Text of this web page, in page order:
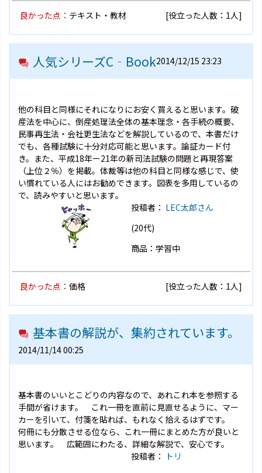
良かった点： テキスト・教材 [役立った人数：1人]
人気シリーズC‐Book2014/12/15 23:23
他の科目と同様にそれになりにお安く買えると思います。破
産法を中心に、倒産処理法全体の基本理念・各手続の概要、
民事再生法・会社更生法などを解説しているので、本書だけ
でも、各種試験に十分対応可能と思います。論証カード付
き。また、平成18年ー21年の新司法試験の問題と再現答案
（上位２％）を掲載。体裁等は他の科目と同様な感じで、使
い慣れている人にはお勧めできます。図表を多用しているの
で、読みやすいと思います。
投稿者： LEC太郎さん
(20代)
商品：学習中
良かった点： 価格 [役立った人数：1人]
基本書の解説が、集約されています。
2014/11/14 00:25
基本書のいいとこどりの内容なので、あれこれ本を参照する
手間が省けます。 これ一冊を直前に見直せるように、マー
カーを引いて、付箋を貼れば、もれなく拾えるはずです。
何冊にも分散させる位なら、これ一冊にまとめた方が良いと
思います。 広範囲にわたる、詳細な解説で、安心です。
投稿者：
トリ